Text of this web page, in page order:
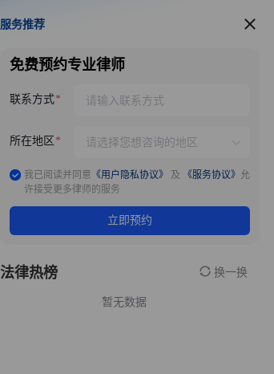
服务推荐
服务推荐
免费预约专业律师
联系方式
所在地区
我已阅读并同意 《用户隐私协议》 及 《服务协议》 允
许接受更多律师的服务
立即预约
法律热榜 换一换
暂无数据